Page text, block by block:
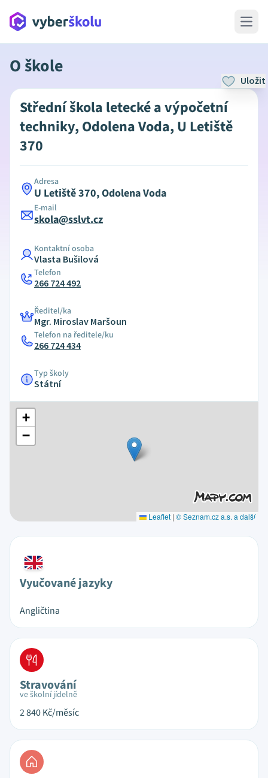
Open
O škole
Uložit
Střední škola letecké a výpočetní
techniky, Odolena Voda, U Letiště
370
Adresa
U Letiště 370, Odolena Voda
E-mail
skola@sslvt.cz
Kontaktní osoba
Vlasta Bušilová
Telefon
266 724 492
Ředitel/ka
Mgr. Miroslav Maršoun
Telefon na ředitele/ku
266 724 434
Typ školy
Státní
+
−
Leaflet | © Seznam.cz a.s. a další
Vyučované jazyky
Angličtina
Stravování
ve školní jídelně
2 840Kč/měsíc